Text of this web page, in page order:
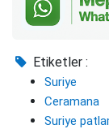
Etiketler :
Suriye
Ceramana
Suriye